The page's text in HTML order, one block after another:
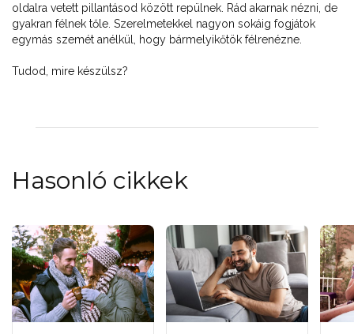
oldalra vetett pillantásod között repülnek. Rád akarnak nézni, de
gyakran félnek tőle. Szerelmetekkel nagyon sokáig fogjátok
egymás szemét anélkül, hogy bármelyikőtök félrenézne.
Tudod, mire készülsz?
Hasonló cikkek